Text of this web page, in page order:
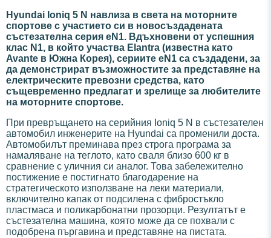
Hyundai Ioniq 5 N навлиза в света на моторните
спортове с участието си в новосъздадената
състезателна серия eN1. Вдъхновени от успешния
клас N1, в който участва Elantra (известна като
Avante в Южна Корея), сериите eN1 са създадени, за
да демонстрират възможностите за представяне на
електрическите превозни средства, като
същевременно предлагат и зрелище за любителите
на моторните спортове.
При превръщането на серийния Ioniq 5 N в състезателен
автомобил инженерите на Hyundai са променили доста.
Автомобилът преминава през строга програма за
намаляване на теглото, като сваля близо 600 кг в
сравнение с уличния си аналог. Това забележително
постижение е постигнато благодарение на
стратегическото използване на леки материали,
включително капак от подсилена с фибростъкло
пластмаса и поликарбонатни прозорци. Резултатът е
състезателна машина, която може да се похвали с
подобрена пъргавина и представяне на пистата.